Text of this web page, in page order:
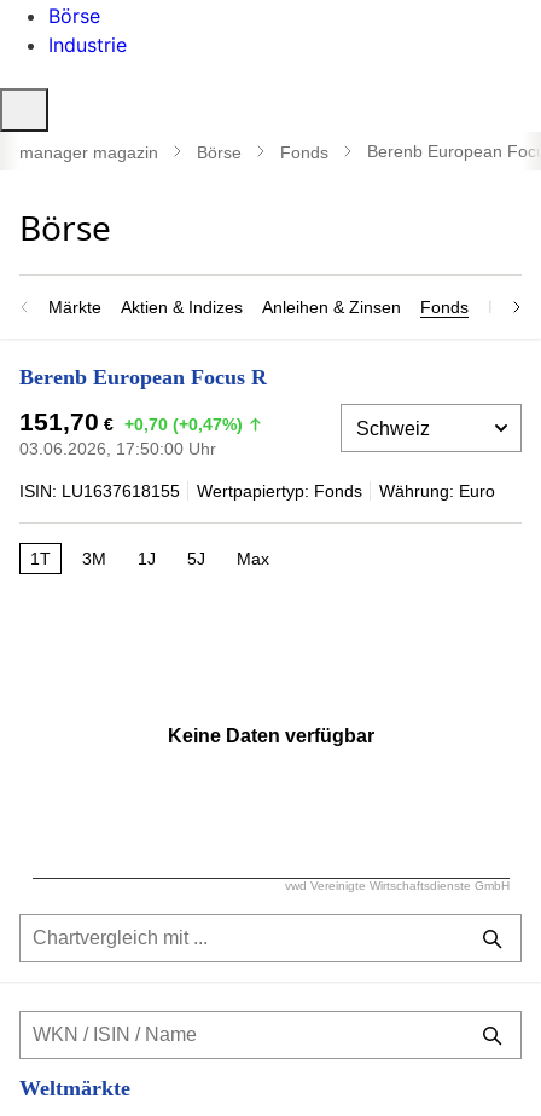
Börse
Industrie
öffnen
manager magazin Börse Fonds Berenb European
Märkte Aktien & Indizes Anleihen & Zinsen Fonds
Berenb European Focus R
151,70 € +0,70 (+0,47%)
03.06.2026, 17:50:00 Uhr
ISIN: LU1637618155 Wertpapiertyp: Fonds Währung: Euro
1T 3M 1J 5J Max
vwd Vereinigte Wirtschaftsdienste GmbH
Keine Daten verfügbar
Weltmärkte